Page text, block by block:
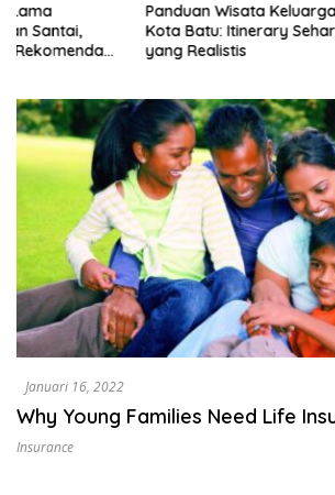
Panduan Wisata Keluarga ke
Kota Batu: Itinerary Seharian
yang Realistis
Rute
Januari 16, 2022
Why Young Families Need Life
Insurance